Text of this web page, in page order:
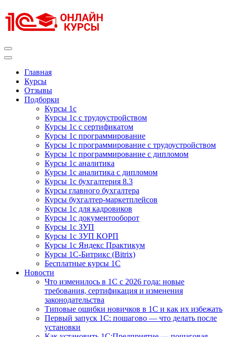
к
содержимому
Главная
Курсы
Отзывы
Подборки
Курсы 1с
Курсы 1с с трудоустройством
Курсы 1с с сертификатом
Курсы 1с программирование
Курсы 1с программирование с трудоустройством
Курсы 1с программирование с дипломом
Курсы 1с аналитика
Курсы 1с аналитика с дипломом
Курсы 1с бухгалтерия 8.3
Курсы главного бухгалтера
Курсы бухгалтер-маркетплейсов
Курсы 1с для кадровиков
Курсы 1с документооборот
Курсы 1с ЗУП
Курсы 1с ЗУП КОРП
Курсы 1с Яндекс Практикум
Курсы 1С-Битрикс (Bitrix)
Бесплатные курсы 1С
Новости
Что изменилось в 1С с 2026 года: новые
требования, сертификация и изменения
законодательства
Типовые ошибки новичков в 1С и как их избежать
Первый запуск 1С: пошагово — что делать после
установки